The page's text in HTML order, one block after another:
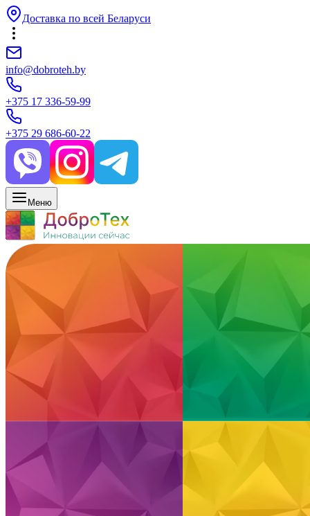
Доставка по всей Беларуси
info@dobroteh.by
+375 17 336-59-99
+375 29 686-60-22
Меню